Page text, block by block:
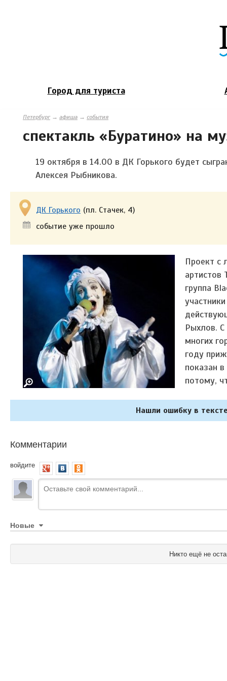
Город для туриста
Петербург→ афиша → события
спектакль «Буратино» на
19 октября в 14.00 в ДК Горького будет
Алексея Рыбникова.
ДК Горького (пл. Стачек, 4)
событие уже прошло
Проект с
артистов
группа
Рыхлов. С
многих
году
показан
потому,
Нашли ошибку в
Комментарии
войдите
Новые
Никто ещё не